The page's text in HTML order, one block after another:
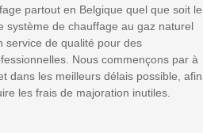
partout en Belgique quel que soit le
système de chauffage au gaz naturel
service de qualité pour des
Nous commençons par à
dans les meilleurs délais possible, afin
les frais de majoration inutiles.